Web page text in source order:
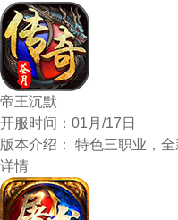
帝王沉默
开服时间： 01月/17日
版本介绍：
特色三职业，
详情